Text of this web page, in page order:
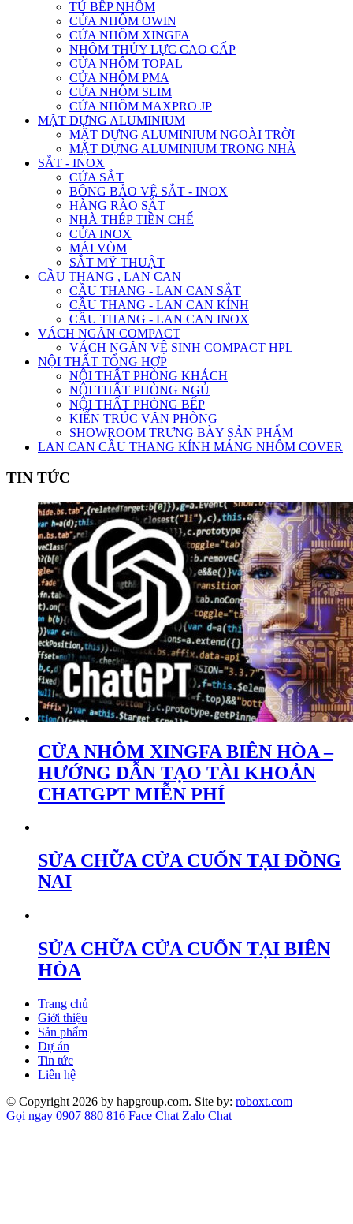
TỦ BẾP NHÔM
CỬA NHÔM OWIN
CỬA NHÔM XINGFA
NHÔM THỦY LỰC CAO CẤP
CỬA NHÔM TOPAL
CỬA NHÔM PMA
CỬA NHÔM SLIM
CỬA NHÔM MAXPRO JP
MẶT DỰNG ALUMINIUM
MẶT DỰNG ALUMINIUM NGOÀI TRỜI
MẶT DỰNG ALUMINIUM TRONG NHÀ
SẮT - INOX
CỬA SẮT
BÔNG BẢO VỆ SẮT - INOX
HÀNG RÀO SẮT
NHÀ THÉP TIỀN CHẾ
CỬA INOX
MÁI VÒM
SẮT MỸ THUẬT
CẦU THANG , LAN CAN
CẦU THANG - LAN CAN SẮT
CẦU THANG - LAN CAN KÍNH
CẦU THANG - LAN CAN INOX
VÁCH NGĂN COMPACT
VÁCH NGĂN VỆ SINH COMPACT HPL
NỘI THẤT TỔNG HỢP
NỘI THẤT PHÒNG KHÁCH
NỘI THẤT PHÒNG NGỦ
NỘI THẤT PHÒNG BẾP
KIẾN TRÚC VĂN PHÒNG
SHOWROOM TRƯNG BÀY SẢN PHẨM
LAN CAN CẦU THANG KÍNH MÁNG NHÔM COVER
TIN TỨC
CỬA NHÔM XINGFA BIÊN HÒA –
HƯỚNG DẪN TẠO TÀI KHOẢN
CHATGPT MIỄN PHÍ
SỬA CHỮA CỬA CUỐN TẠI ĐỒNG
NAI
SỬA CHỮA CỬA CUỐN TẠI BIÊN
HÒA
Trang chủ
Giới thiệu
Sản phẩm
Dự án
Tin tức
Liên hệ
© Copyright 2026 by hapgroup.com. Site by: roboxt.com
Gọi ngay 0907 880 816 Face Chat Zalo Chat